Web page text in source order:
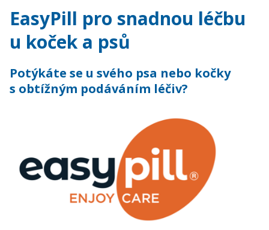
EasyPill pro snadnou léčbu
u koček a psů
Potýkáte se u svého psa nebo kočky
s obtížným podáváním léčiv?